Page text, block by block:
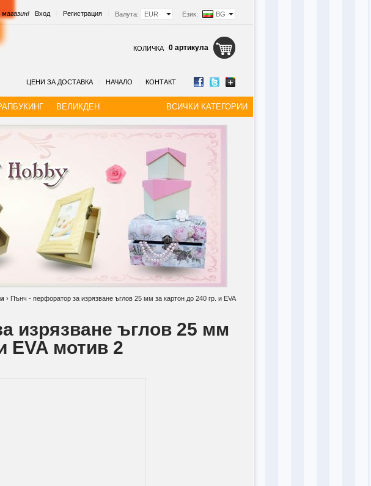
Език: BG
Валута: EUR
Вход Регистрация
КОЛИЧКА 0 артикула
ЦЕНИ ЗА ДОСТАВКА НАЧАЛО КОНТАКТ
ВЕЛИКДЕН ВСИЧКИ КАТЕГОРИИ
› Пънч - перфоратор за изрязване ъглов 25 мм за картон до 240 гр. и EVA
изрязване ъглов 25 мм
EVA мотив 2